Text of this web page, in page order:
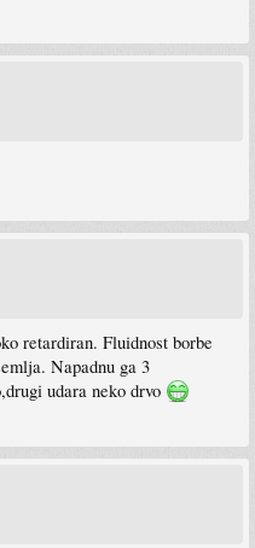
retardiran. Fluidnost borbe
Napadnu ga 3
udara neko drvo